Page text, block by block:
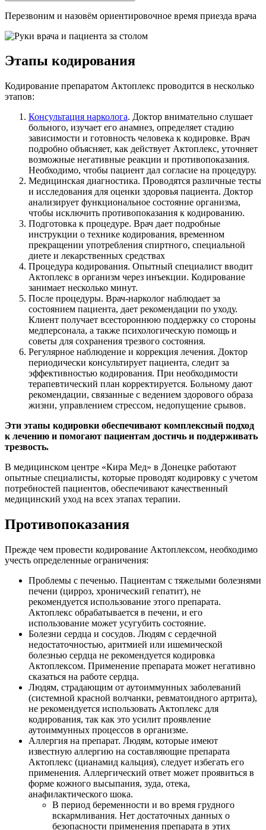
Перезвоним и назовём ориентировочное время приезда врача
Этапы кодирования
Кодирование препаратом Актоплекс проводится в несколько
этапов:
Консультация нарколога. Доктор внимательно слушает
больного, изучает его анамнез, определяет стадию
зависимости и готовность человека к кодировке. Врач
подробно объясняет, как действует Актоплекс, уточняет
возможные негативные реакции и противопоказания.
Необходимо, чтобы пациент дал согласие на процедуру.
Медицинская диагностика. Проводятся различные тесты
и исследования для оценки здоровья пациента. Доктор
анализирует функциональное состояние организма,
чтобы исключить противопоказания к кодированию.
Подготовка к процедуре. Врач дает подробные
инструкции о технике кодирования, временном
прекращении употребления спиртного, специальной
диете и лекарственных средствах
Процедура кодирования. Опытный специалист вводит
Актоплекс в организм через инъекции. Кодирование
занимает несколько минут.
После процедуры. Врач-нарколог наблюдает за
состоянием пациента, дает рекомендации по уходу.
Клиент получает всестороннюю поддержку со стороны
медперсонала, а также психологическую помощь и
советы для сохранения трезвого состояния.
Регулярное наблюдение и коррекция лечения. Доктор
периодически консультирует пациента, следит за
эффективностью кодирования. При необходимости
терапевтический план корректируется. Больному дают
рекомендации, связанные с ведением здорового образа
жизни, управлением стрессом, недопущение срывов.
Эти этапы кодировки обеспечивают комплексный подход
к лечению и помогают пациентам достичь и поддерживать
трезвость.
В медицинском центре «Кира Мед» в Донецке работают
опытные специалисты, которые проводят кодировку с учетом
потребностей пациентов, обеспечивают качественный
медицинский уход на всех этапах терапии.
Противопоказания
Прежде чем провести кодирование Актоплексом, необходимо
учесть определенные ограничения:
Проблемы с печенью. Пациентам с тяжелыми болезнями
печени (цирроз, хронический гепатит), не
рекомендуется использование этого препарата.
Актоплекс обрабатывается в печени, и его
использование может усугубить состояние.
Болезни сердца и сосудов. Людям с сердечной
недостаточностью, аритмией или ишемической
болезнью сердца не рекомендуется кодировка
Актоплексом. Применение препарата может негативно
сказаться на работе сердца.
Людям, страдающим от аутоиммунных заболеваний
(системной красной волчанки, ревматоидного артрита),
не рекомендуется использовать Актоплекс для
кодирования, так как это усилит проявление
аутоиммунных процессов в организме.
Аллергия на препарат. Людям, которые имеют
известную аллергию на составляющие препарата
Актоплекс (цианамид кальция), следует избегать его
применения. Аллергический ответ может проявиться в
форме кожного высыпания, зуда, отека,
анафилактического шока.
В период беременности и во время грудного
вскармливания. Нет достаточных данных о
безопасности применения препарата в этих